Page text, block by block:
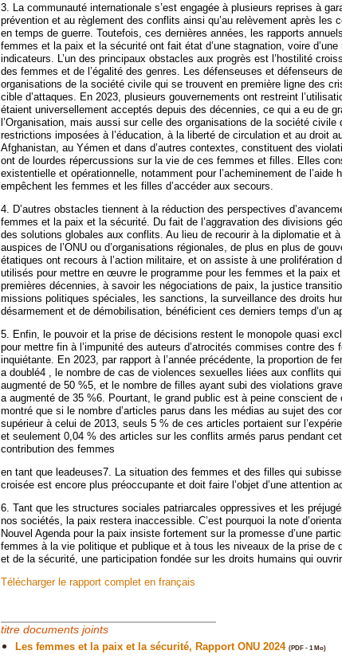
3. La communauté internationale s’est engagée à plusieurs reprises à
prévention et au règlement des conflits ainsi qu’au relèvement après les
en temps de guerre. Toutefois, ces dernières années, les rapports
femmes et la paix et la sécurité ont fait état d’une stagnation, voire
indicateurs. L’un des principaux obstacles aux progrès est l’hostilité
des femmes et de l’égalité des genres. Les défenseuses et défenseurs
organisations de la société civile qui se trouvent en première ligne des
cible d’attaques. En 2023, plusieurs gouvernements ont restreint
étaient universellement acceptés depuis des décennies, ce qui a eu de
l’Organisation, mais aussi sur celle des organisations de la société civile
restrictions imposées à l’éducation, à la liberté de circulation et au droit
Afghanistan, au Yémen et dans d’autres contextes, constituent des
ont de lourdes répercussions sur la vie de ces femmes et filles. Elles
existentielle et opérationnelle, notamment pour l’acheminement de l’aide
empêchent les femmes et les filles d’accéder aux secours.
4. D’autres obstacles tiennent à la réduction des perspectives
femmes et la paix et la sécurité. Du fait de l’aggravation des divisions
des solutions globales aux conflits. Au lieu de recourir à la diplomatie et
auspices de l’ONU ou d’organisations régionales, de plus en plus de
étatiques ont recours à l’action militaire, et on assiste à une prolifération
utilisés pour mettre en œuvre le programme pour les femmes et la paix
premières décennies, à savoir les négociations de paix, la justice
missions politiques spéciales, les sanctions, la surveillance des droits
désarmement et de démobilisation, bénéficient ces derniers temps d’un
5. Enfin, le pouvoir et la prise de décisions restent le monopole quasi
pour mettre fin à l’impunité des auteurs d’atrocités commises contre des
inquiétante. En 2023, par rapport à l’année précédente, la proportion de
a doublé4 , le nombre de cas de violences sexuelles liées aux conflits
augmenté de 50 %5, et le nombre de filles ayant subi des violations
a augmenté de 35 %6. Pourtant, le grand public est à peine conscient
montré que si le nombre d’articles parus dans les médias au sujet des
supérieur à celui de 2013, seuls 5 % de ces articles portaient sur
et seulement 0,04 % des articles sur les conflits armés parus pendant
contribution des femmes
en tant que leadeuses7. La situation des femmes et des filles qui
croisée est encore plus préoccupante et doit faire l’objet d’une attention
6. Tant que les structures sociales patriarcales oppressives et les
nos sociétés, la paix restera inaccessible. C’est pourquoi la note
Nouvel Agenda pour la paix insiste fortement sur la promesse d’une
femmes à la vie politique et publique et à tous les niveaux de la prise de
et de la sécurité, une participation fondée sur les droits humains qui
Télécharger le rapport complet en français
titre documents joints
Les femmes et la paix et la sécurité, Rapport ONU 2024 (PDF - 1 Mo)